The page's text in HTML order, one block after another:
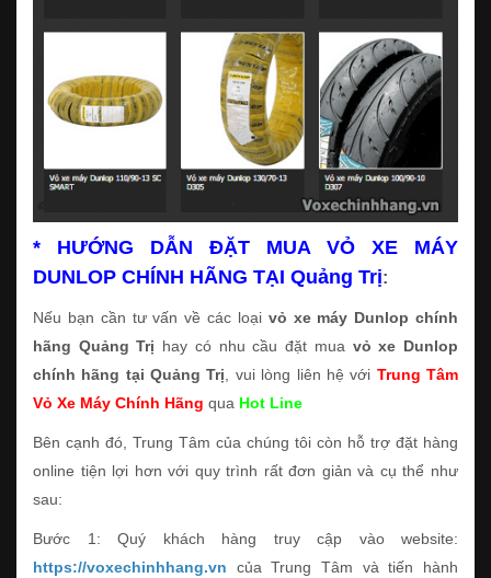
* HƯỚNG DẪN ĐẶT MUA VỎ XE MÁY
DUNLOP CHÍNH HÃNG TẠI Quảng Trị:
Nếu bạn cần tư vấn về các loại vỏ xe máy Dunlop chính
hãng Quảng Trị hay có nhu cầu đặt mua vỏ xe Dunlop
chính hãng tại Quảng Trị, vui lòng liên hệ với Trung Tâm
Vỏ Xe Máy Chính Hãng qua Hot Line
Bên cạnh đó, Trung Tâm của chúng tôi còn hỗ trợ đặt hàng
online tiện lợi hơn với quy trình rất đơn giản và cụ thể như
sau:
Bước 1: Quý khách hàng truy cập vào website:
https://voxechinhhang.vn của Trung Tâm và tiến hành